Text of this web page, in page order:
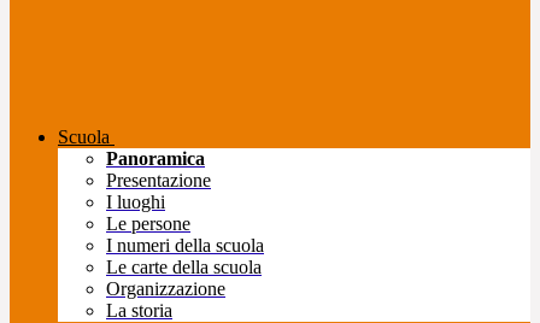
Scuola
Panoramica
Presentazione
I luoghi
Le persone
I numeri della scuola
Le carte della scuola
Organizzazione
La storia